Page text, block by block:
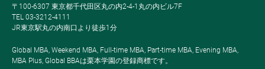
〒100-6307 東京都千代田区丸の内2-4-1丸の内ビル7F
TEL 03-3212-4111
JR東京駅丸の内南口より徒歩1分
Global MBA, Weekend MBA, Full-time MBA, Part-time MBA, Evening MBA,
MBA Plus, Global BBAは栗本学園の登録商標です。